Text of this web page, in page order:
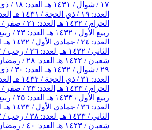
١٧ / شوال / ١٤٣١ هـ
العدد: ١٨ / ذي القعدة / ١٤٣١ هـ
العدد: ١٩ / ذي الحجة / ١٤٣١ هـ
الحرام / ١٤٣٢ هـ
العدد: ٢١ / صفر / ١٤٣٢ هـ
ربيع الأول / ١٤٣٢ هـ
العدد: ٢٣ / ربيع الثاني / ١٤٣٢ هـ
العدد: ٢٤ / جمادي الأول / ١٤٣٢ هـ
الثاني / ١٤٣٢ هـ
العدد: ٢٦ / رجب / ١٤٣٢ هـ
شعبان / ١٤٣٢ هـ
العدد: ٢٨ / رمضان / ١٤٣٢ هـ
٢٩ / شوال / ١٤٣٢ هـ
العدد: ٣٠ / ذي القعدة / ١٤٣٢ هـ
العدد: ٣١ / ذي الحجة / ١٤٣٢ هـ
الحرام / ١٤٣٣ هـ
العدد: ٣٣ / صفر / ١٤٣٣ هـ
ربيع الأول / ١٤٣٣ هـ
العدد: ٣٥ / ربيع الثاني / ١٤٣٣ هـ
العدد: ٣٦ / جمادي الأول / ١٤٣٣ هـ
الثاني / ١٤٣٣ هـ
العدد: ٣٨ / رجب / ١٤٣٣ هـ
شعبان / ١٤٣٣ هـ
العدد: ٤٠ / رمضان / ١٤٣٣ هـ